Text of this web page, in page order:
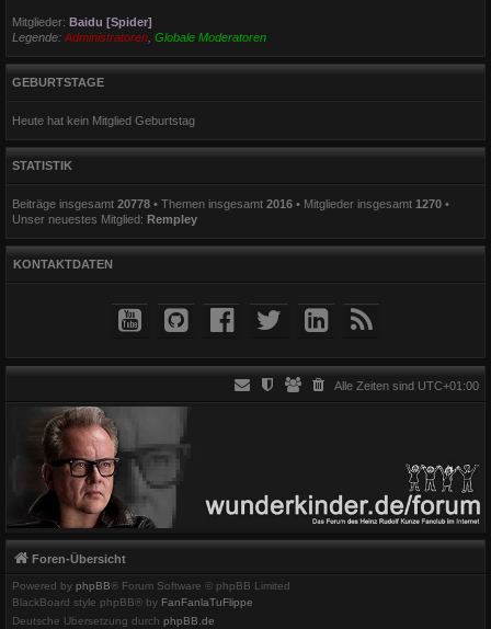
Mitglieder: Baidu [Spider]
Legende: Administratoren Globale Moderatoren
GEBURTSTAGE
Heute hat kein Mitglied Geburtstag
STATISTIK
Beiträge insgesamt 20778 • Themen insgesamt 2016 • Mitglieder insgesamt 1270 •
Unser neuestes Mitglied: Rempley
KONTAKTDATEN
Alle Zeiten sind UTC+01:00
Foren-Übersicht
Powered by phpBB® Forum Software © phpBB Limited
BlackBoard style phpBB® by FanFanlaTuFlippe
Deutsche Übersetzung durch phpBB.de